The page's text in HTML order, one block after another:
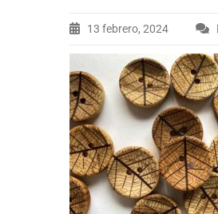
13 febrero, 2024